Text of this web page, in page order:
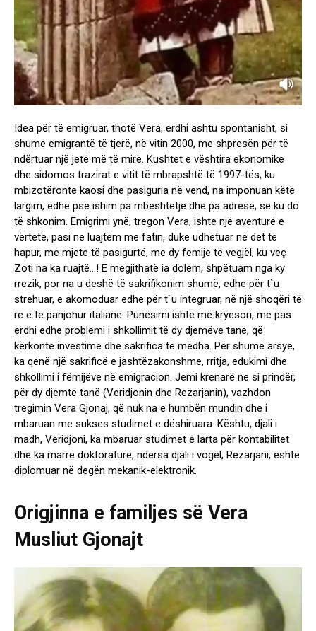
Idea për të emigruar, thotë Vera, erdhi ashtu spontanisht, si
shumë emigrantë të tjerë, në vitin 2000, me shpresën për të
ndërtuar një jetë më të mirë. Kushtet e vështira ekonomike
dhe sidomos trazirat e vitit të mbrapshtë të 1997-tës, ku
mbizotëronte kaosi dhe pasiguria në vend, na imponuan këtë
largim, edhe pse ishim pa mbështetje dhe pa adresë, se ku do
të shkonim. Emigrimi ynë, tregon Vera, ishte një aventurë e
vërtetë, pasi ne luajtëm me fatin, duke udhëtuar në det të
hapur, me mjete të pasigurtë, me dy fëmijë të vegjël, ku veç
Zoti na ka ruajtë…! E megjithatë ia dolëm, shpëtuam nga ky
rrezik, por na u deshë të sakrifikonim shumë, edhe për t`u
strehuar, e akomoduar edhe për t`u integruar, në një shoqëri të
re e të panjohur italiane. Punësimi ishte më kryesori, më pas
erdhi edhe problemi i shkollimit të dy djemëve tanë, që
kërkonte investime dhe sakrifica të mëdha. Për shumë arsye,
ka qënë një sakrificë e jashtëzakonshme, rritja, edukimi dhe
shkollimi i fëmijëve në emigracion. Jemi krenarë ne si prindër,
për dy djemtë tanë (Veridjonin dhe Rezarjanin), vazhdon
tregimin Vera Gjonaj, që nuk na e humbën mundin dhe i
mbaruan me sukses studimet e dëshiruara. Kështu, djali i
madh, Veridjoni, ka mbaruar studimet e larta për kontabilitet
dhe ka marrë doktoraturë, ndërsa djali i vogël, Rezarjani, është
diplomuar në degën mekanik-elektronik.
Origjinna e familjes së Vera
Musliut Gjonajt